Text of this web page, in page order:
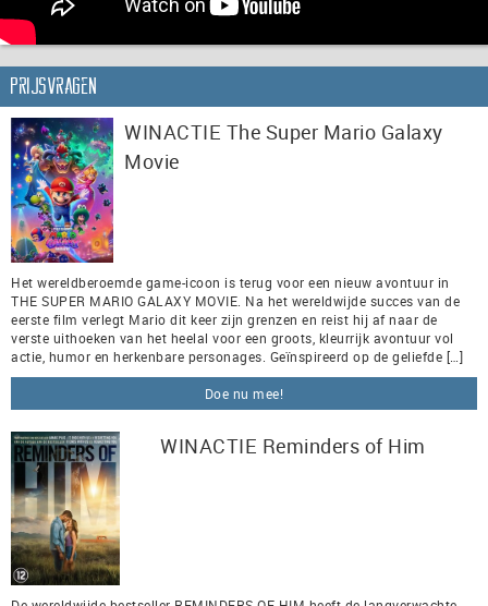
Prijsvragen
WINACTIE The Super Mario Galaxy
Movie
Het wereldberoemde game-icoon is terug voor een nieuw avontuur in
THE SUPER MARIO GALAXY MOVIE. Na het wereldwijde succes van de
eerste film verlegt Mario dit keer zijn grenzen en reist hij af naar de
verste uithoeken van het heelal voor een groots, kleurrijk avontuur vol
actie, humor en herkenbare personages. Geïnspireerd op de geliefde […]
Doe nu mee!
WINACTIE Reminders of Him